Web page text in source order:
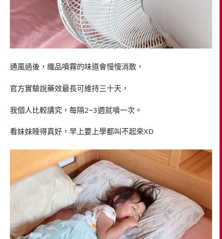
通風過後，織品噴霧的味道會慢慢消散，
官方實驗說藥效最長可維持三十天，
我個人比較講究，每隔2~3週就噴一次。
看妹妹睡得真好，早上要上學都叫不起來XD